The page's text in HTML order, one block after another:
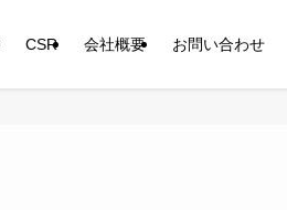
CSR 会社概要 お問い合わせ